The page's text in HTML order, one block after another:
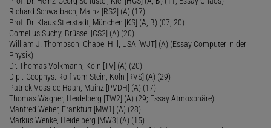
Richard Schwalbach, Mainz [RS2] (A) (17)
Prof. Dr. Klaus Stierstadt, München [KS] (A, B) (07, 20)
Cornelius Suchy, Brüssel [CS2] (A) (20)
William J. Thompson, Chapel Hill, USA [WJT] (A) (Essay Computer in der
Physik)
Dr. Thomas Volkmann, Köln [TV] (A) (20)
Dipl.-Geophys. Rolf vom Stein, Köln [RVS] (A) (29)
Patrick Voss-de Haan, Mainz [PVDH] (A) (17)
Thomas Wagner, Heidelberg [TW2] (A) (29; Essay Atmosphäre)
Manfred Weber, Frankfurt [MW1] (A) (28)
Markus Wenke, Heidelberg [MW3] (A) (15)